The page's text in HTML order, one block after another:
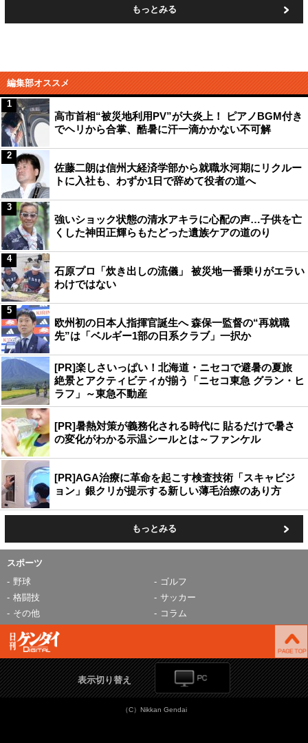
もっとみる
編集部オススメ
高市首相“被災地利用PV”が大炎上！ ピアノBGM付き
でヘリから合掌、酷暑に汗一滴かかない不可解
1
佐藤二朗は信州大経済学部から就職氷河期にリクルー
トに入社も、わずか1日で辞めて役者の道へ
2
強いショック状態の清水アキラに心配の声…子供を亡
くした神田正輝らもたどった遺族ケアの道のり
3
石原プロ「炊き出しの流儀」 被災地一番乗りがエラい
わけではない
4
欧州初の日本人指揮官誕生へ 森保一監督の“再就職
先”は「ベルギー1部の日系クラブ」一択か
5
[PR]楽しさいっぱい！北海道・ニセコで避暑の夏旅
絶景とアクティビティが揃う「ニセコ東急 グラン・ヒ
ラフ」～東急不動産
[PR]暑熱対策が義務化される時代に 貼るだけで暑さ
の変化がわかる示温シールとは～ファンケル
[PR]AGA治療に革命を起こす検査技術「スキャビジ
ョン」銀クリが提示する新しい薄毛治療のあり方
もっとみる
スポーツ
野球
ゴルフ
格闘技
サッカー
その他
コラム
表示切り替え
（C）Nikkan Gendai